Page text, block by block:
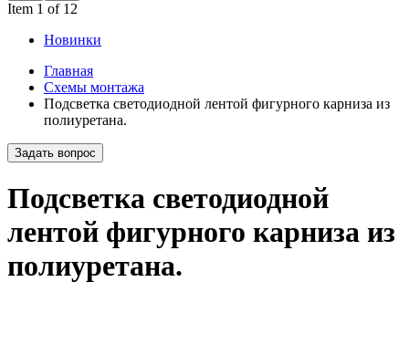
Item 1 of 12
Новинки
Главная
Схемы монтажа
Подсветка светодиодной лентой фигурного карниза из
полиуретана.
Задать вопрос
Подсветка светодиодной
лентой фигурного карниза из
полиуретана.